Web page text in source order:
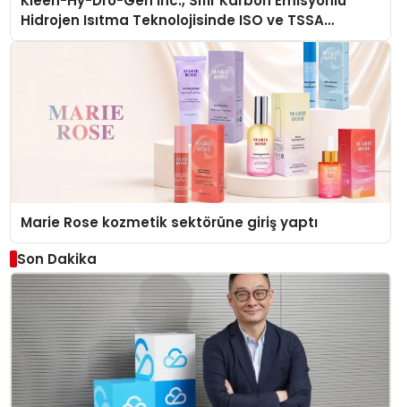
Hidrojen Isıtma Teknolojisinde ISO ve TSSA
Düzenleyici Onaylarını Aldı
Marie Rose kozmetik sektörüne giriş yaptı
Son Dakika